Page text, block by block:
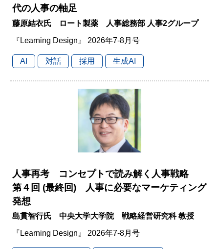
代の人事の軸足
藤原結衣氏 ロート製薬 人事総務部 人事2グループ
『Learning Design』 2026年7-8月号
AI 対話 採用 生成AI
人事再考 コンセプトで読み解く人事戦略
第４回 (最終回) 人事に必要なマーケティング
発想
島貫智行氏 中央大学大学院 戦略経営研究科 教授
『Learning Design』 2026年7-8月号